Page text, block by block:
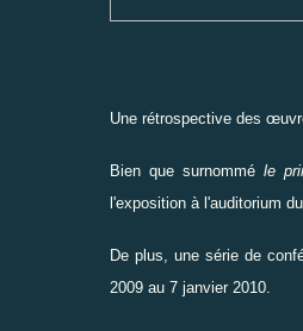
Une rétrospective des
Bien que surnomméle
l'exposition à l'auditorium
De plus, une série de
2009 au 7 janvier 2010.